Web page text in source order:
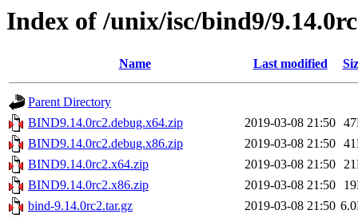
Index of /unix/isc/bind9/
Name Last modified
Parent Directory
BIND9.14.0rc2.debug.x64.zip
2019-03-08 21:50
BIND9.14.0rc2.debug.x86.zip
2019-03-08 21:50
BIND9.14.0rc2.x64.zip
2019-03-08 21:50
BIND9.14.0rc2.x86.zip
2019-03-08 21:50
bind-9.14.0rc2.tar.gz
2019-03-08 21:50